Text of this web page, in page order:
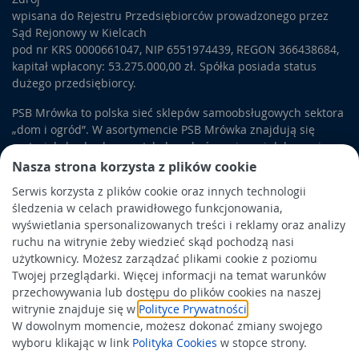
Nasza strona korzysta z plików cookie
Serwis korzysta z plików cookie oraz innych technologii
śledzenia w celach prawidłowego funkcjonowania,
wyświetlania spersonalizowanych treści i reklamy oraz analizy
ruchu na witrynie żeby wiedzieć skąd pochodzą nasi
użytkownicy. Możesz zarządzać plikami cookie z poziomu
Twojej przeglądarki. Więcej informacji na temat warunków
przechowywania lub dostępu do plików cookies na naszej
witrynie znajduje się w Polityce Prywatności
W dowolnym momencie, możesz dokonać zmiany swojego
wyboru klikając w link Polityka Cookies w stopce strony.
wpisana do Rejestru Przedsiębiorców prowadzonego przez
Sąd Rejonowy w Kielcach
pod nr KRS 0000661047, NIP 6551974439, REGON 366438684,
kapitał wpłacony: 53.275.000,00 zł. Spółka posiada status
dużego przedsiębiorcy.
PSB Mrówka to polska sieć sklepów samoobsługowych sektora
„dom i ogród”. W asortymencie PSB Mrówka znajdują się
materiały budowlane, artykuły wykończeniowe i dekoracyjne,
wyposażenie łazienek i kuchni, elektronarzędzia, a także
artykuły związane z ogrodem i otoczeniem domu.
Obowiązek informacyjny
Polityka prywatności
Polityka Cookies
Odbiór zużytego sprzętu
Wspierają nas: